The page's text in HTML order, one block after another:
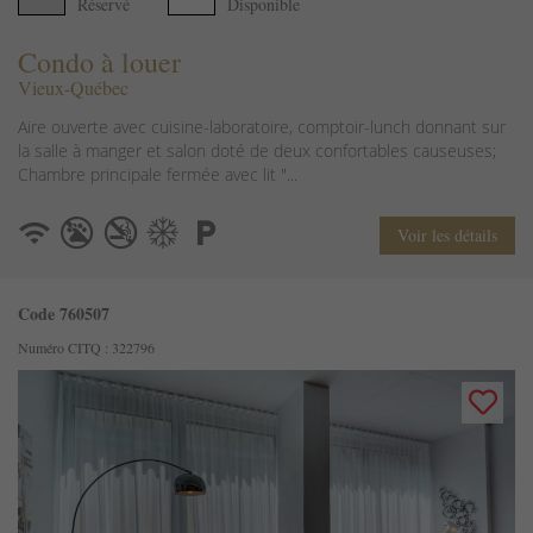
Condo à louer
Vieux-Québec
Aire ouverte avec cuisine-laboratoire, comptoir-lunch donnant sur
la salle à manger et salon doté de deux confortables causeuses;
Chambre principale fermée avec lit "...
Voir les détails
Code 760507
Numéro CITQ : 322796